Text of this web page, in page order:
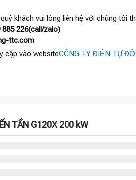
khách vui lòng liên hệ với chúng tôi
226(call/zalo)
ttc.com
cập vào websiteCÔNG TY ĐIỆN TỰ
TẦN G120X 200 kW